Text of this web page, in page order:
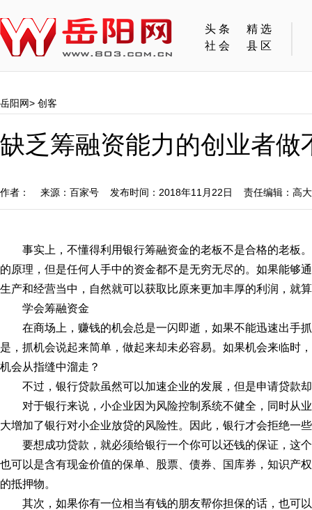
头条
精选
社会
县区
岳阳网> 创客
缺乏筹融资能力的创业者做
作者： 来源：百家号 发布时间：2018年11月22日 责任编辑：高
事实上，不懂得利用银行筹融资金的老板不是合格的老板
的原理，但是任何人手中的资金都不是无穷无尽的。如果能够
生产和经营当中，自然就可以获取比原来更加丰厚的利润，就
学会筹融资金
在商场上，赚钱的机会总是一闪即逝，如果不能迅速出手
是，抓机会说起来简单，做起来却未必容易。如果机会来临时
机会从指缝中溜走？
不过，银行贷款虽然可以加速企业的发展，但是申请贷款
对于银行来说，小企业因为风险控制系统不健全，同时从
大增加了银行对小企业放贷的风险性。因此，银行才会拒绝一
要想成功贷款，就必须给银行一个你可以还钱的保证，这
也可以是含有现金价值的保单、股票、债券、国库券，知识产
的抵押物。
其次，如果你有一位相当有钱的朋友帮你担保的话，也可